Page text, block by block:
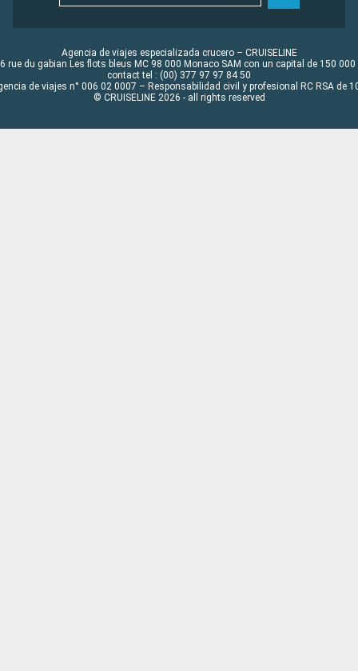
Agencia de viajes especializada crucero – CRUISELINE
rue du gabian Les flots bleus MC 98 000 Monaco SAM con un capital de 150 000
contact tel : (00) 377 97 97 84 50
de viajes n° 006 02 0007 – Responsabilidad civil y profesional RC RSA de
© CRUISELINE 2026 - all rights reserved